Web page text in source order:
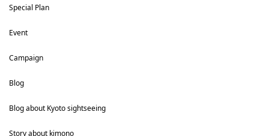
Special Plan
Event
Campaign
Blog
Blog about Kyoto sightseeing
Story about kimono